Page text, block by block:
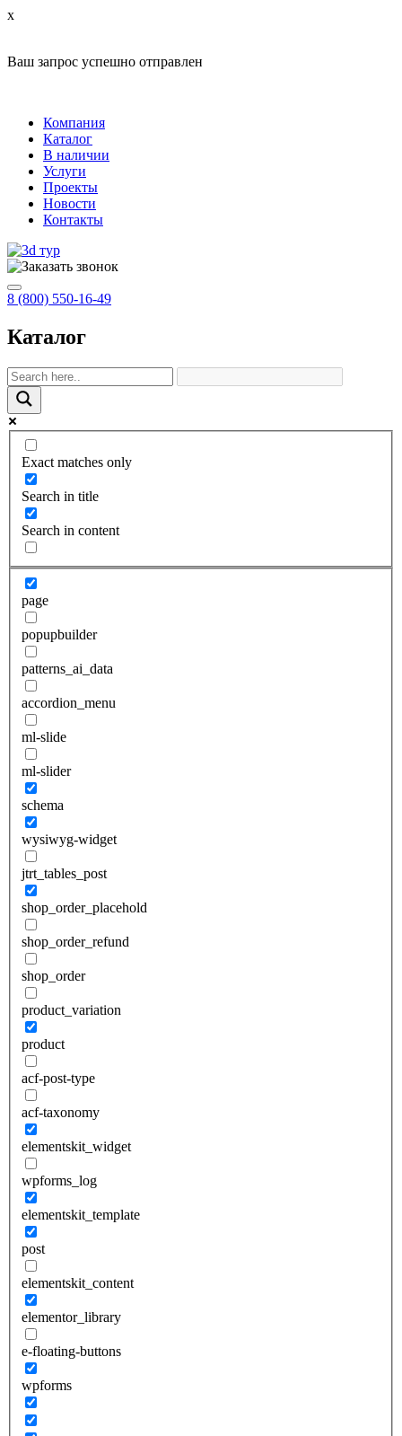
x
Ваш запрос успешно отправлен
Компания
Каталог
В наличии
Услуги
Проекты
Новости
Контакты
8 (800) 550-16-49
Каталог
Exact matches only
Search in title
Search in content
page
popupbuilder
patterns_ai_data
accordion_menu
ml-slide
ml-slider
schema
wysiwyg-widget
jtrt_tables_post
shop_order_placehold
shop_order_refund
shop_order
product_variation
product
acf-post-type
acf-taxonomy
elementskit_widget
wpforms_log
elementskit_template
post
elementskit_content
elementor_library
e-floating-buttons
wpforms